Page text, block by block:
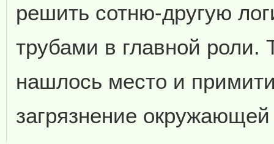
решить сотню-другую
трубами в главной роли.
нашлось место и
загрязнение